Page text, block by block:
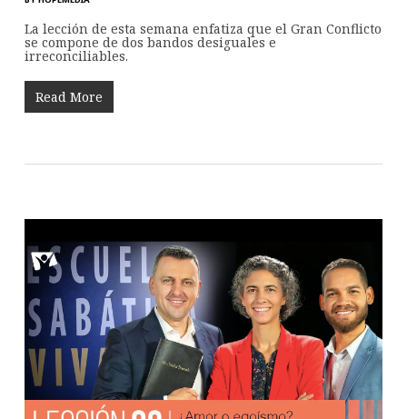
La lección de esta semana enfatiza que el Gran Conflicto
se compone de dos bandos desiguales e
irreconciliables.
Read More